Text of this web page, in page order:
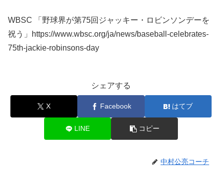
WBSC 「野球界が第75回ジャッキー・ロビンソンデーを
祝う」https://www.wbsc.org/ja/news/baseball-celebrates-
75th-jackie-robinsons-day
シェアする
X Facebook はてブ
LINE コピー
中村公亮コーチ